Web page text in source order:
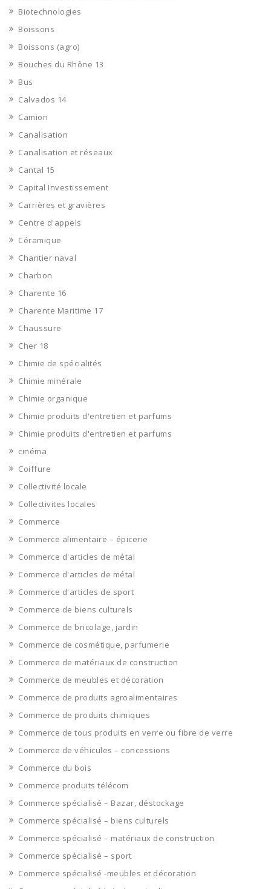
Biotechnologies
Boissons
Boissons (agro)
Bouches du Rhône 13
Bus
Calvados 14
Camion
Canalisation
Canalisation et réseaux
Cantal 15
Capital Investissement
Carrières et gravières
Centre d'appels
Céramique
Chantier naval
Charbon
Charente 16
Charente Maritime 17
Chaussure
Cher 18
Chimie de spécialités
Chimie minérale
Chimie organique
Chimie produits d'entretien et parfums
Chimie produits d'entretien et parfums
cinéma
Coiffure
Collectivité locale
Collectivites locales
Commerce
Commerce alimentaire – épicerie
Commerce d'articles de métal
Commerce d'articles de métal
Commerce d'articles de sport
Commerce de biens culturels
Commerce de bricolage, jardin
Commerce de cosmétique, parfumerie
Commerce de matériaux de construction
Commerce de meubles et décoration
Commerce de produits agroalimentaires
Commerce de produits chimiques
Commerce de tous produits en verre ou fibre de verre
Commerce de véhicules – concessions
Commerce du bois
Commerce produits télécom
Commerce spécialisé – Bazar, déstockage
Commerce spécialisé – biens culturels
Commerce spécialisé – matériaux de construction
Commerce spécialisé – sport
Commerce spécialisé -meubles et décoration